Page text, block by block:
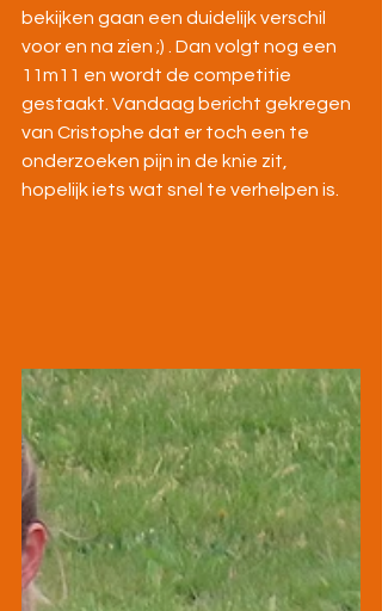
bekijken gaan een duidelijk verschil
voor en na zien ;) . Dan volgt nog een
11m11 en wordt de competitie
gestaakt. Vandaag bericht gekregen
van Cristophe dat er toch een te
onderzoeken pijn in de knie zit,
hopelijk iets wat snel te verhelpen is.